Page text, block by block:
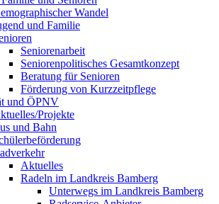
Wandel
und Familie
Seniorenarbeit
Seniorenpolitisches Gesamtkonzept
Beratung für Senioren
Förderung von Kurzzeitpflege
und ÖPNV
Projekte
und Bahn
Aktuelles
Radeln im Landkreis Bamberg
Unterwegs im Landkreis Bamberg